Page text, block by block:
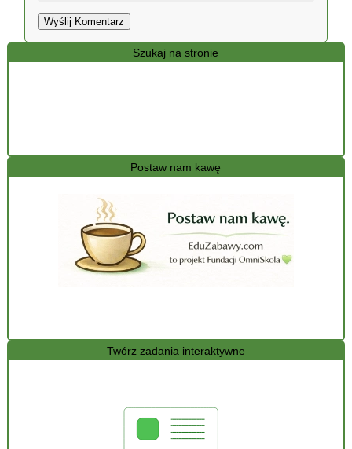
Szukaj na stronie
Postaw nam kawę
Twórz zadania interaktywne
Wyślij Komentarz